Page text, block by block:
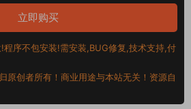
立即购买
程序不包安装!需安装,BUG修复,技术支持,付
原创者所有！商业用途与本站无关！资源自